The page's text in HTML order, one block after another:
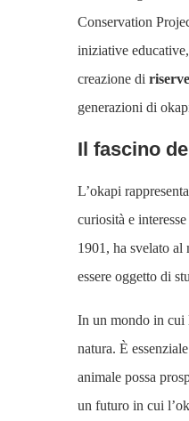
Conservation
iniziative
creazione di
generazioni di
Il fascino
L’okapi
curiosità e
1901, ha svelato al
essere oggetto di
In un mondo in cui
natura. È
animale possa
un futuro in cui